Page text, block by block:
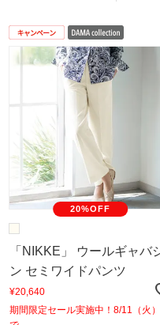
20%OFF
「NIKKE」 ウールギャバ
ン セミワイドパンツ
¥20,640
期間限定セール実施中！8/11（火